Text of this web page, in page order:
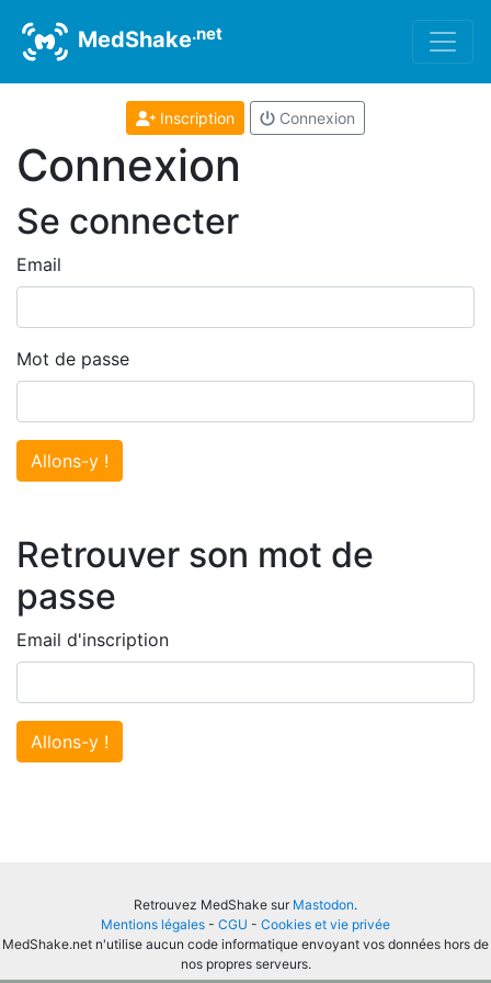
MedShake.net
Inscription Connexion
Connexion
Se connecter
Email
Mot de passe
Allons-y !
Retrouver son mot de
passe
Email d'inscription
Allons-y !
Retrouvez MedShake sur Mastodon.
Mentions légales - CGU - Cookies et vie privée
MedShake.net n'utilise aucun code informatique envoyant vos données hors de
nos propres serveurs.